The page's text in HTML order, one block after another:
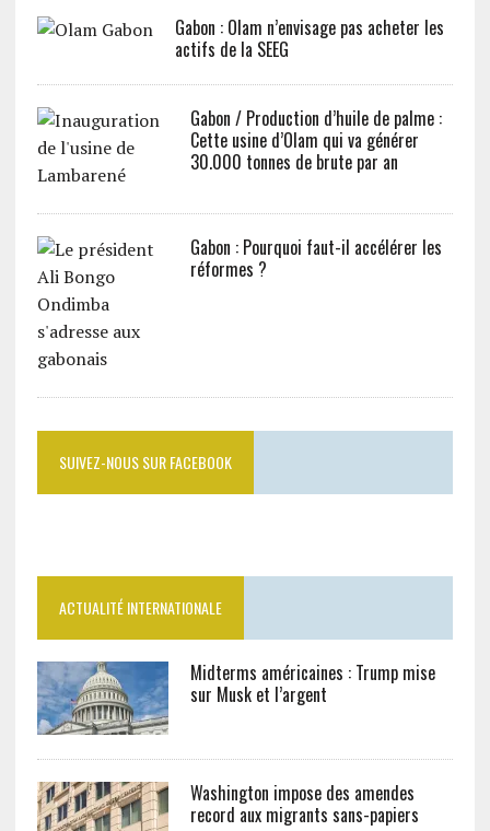
Gabon : Olam n’envisage pas acheter les
actifs de la SEEG
Gabon / Production d’huile de palme :
Cette usine d’Olam qui va générer
30.000 tonnes de brute par an
Gabon : Pourquoi faut-il accélérer les
réformes ?
SUIVEZ-NOUS SUR FACEBOOK
ACTUALITÉ INTERNATIONALE
Midterms américaines : Trump mise
sur Musk et l’argent
Washington impose des amendes
record aux migrants sans-papiers